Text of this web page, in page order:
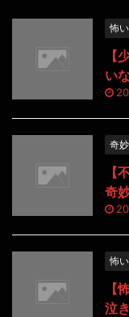
怖
【
い
奇
【
奇
怖
【
泣